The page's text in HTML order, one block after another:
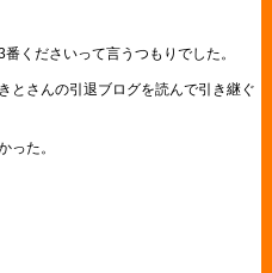
くださいって言うつもりでした。
とさんの引退ブログを読んで引き継ぐ
った。